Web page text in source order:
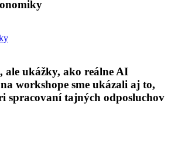
ale ukážky, ako reálne AI
workshope sme ukázali aj to,
spracovaní tajných odposluchov